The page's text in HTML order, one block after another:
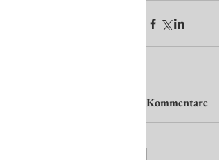
Kommentare